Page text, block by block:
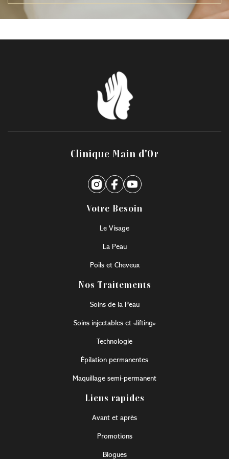
Clinique Main d'Or
Votre Besoin
Le Visage
La Peau
Poils et Cheveux
Nos Traitements
Soins de la Peau
Soins injectables et «lifting»
Technologie
Épilation permanentes
Maquillage semi-permanent
Liens rapides
Avant et après
Promotions
Blogues